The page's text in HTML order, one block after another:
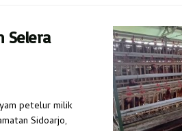
Selera
petelur milik
Sidoarjo,